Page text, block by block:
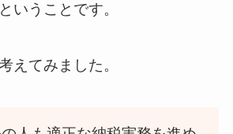
いうことです。
えてみました。